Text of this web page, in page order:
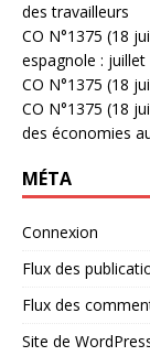
des travailleurs
CO N°1375 (18
espagnole : juillet
CO N°1375 (18
CO N°1375 (18
des économies
MÉTA
Connexion
Flux des
Flux des
Site de